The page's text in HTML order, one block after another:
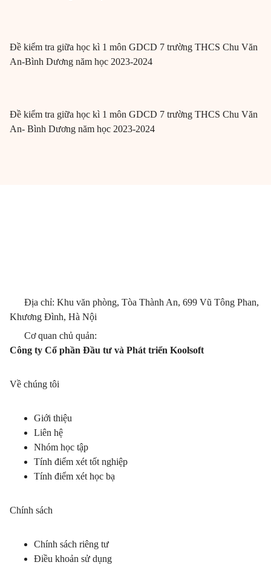
Đề kiểm tra giữa học kì 1 môn GDCD 7 trường THCS Chu Văn
An-Bình Dương năm học 2023-2024
Đề kiểm tra giữa học kì 1 môn GDCD 7 trường THCS Chu Văn
An- Bình Dương năm học 2023-2024
Địa chỉ: Khu văn phòng, Tòa Thành An, 699 Vũ Tông Phan,
Khương Đình, Hà Nội
Cơ quan chủ quản:
Công ty Cổ phần Đầu tư và Phát triển Koolsoft
Về chúng tôi
Giới thiệu
Liên hệ
Nhóm học tập
Tính điểm xét tốt nghiệp
Tính điểm xét học bạ
Chính sách
Chính sách riêng tư
Điều khoản sử dụng